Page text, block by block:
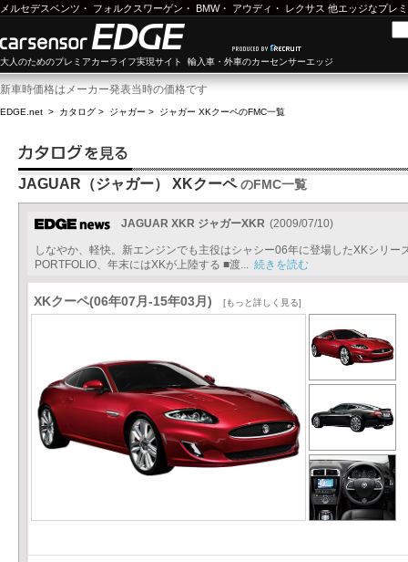
メルセデスベンツ ・ フォルクスワーゲン ・ BMW・ アウディ ・ レクサス 他エッジなプレ
大人のためのプレミアカーライフ実現サイト 輸入車・外車のカーセンサーエッジ
新車時価格はメーカー発表当時の価格です
EDGE.net > カタログ > ジャガー > ジャガー XKクーペのFMC一覧
JAGUAR（ジャガー） XKクーペのFMC一覧
JAGUAR XKR ジャガーXKR (2009/07/10)
しなやか、軽快。新エンジンでも主役はシャシー06年に登場したXKシリ
PORTFOLIO、年末にはXKが上陸する ■渡... 続きを読む
XKクーペ(06年07月-15年03月) [もっと詳しく見る]